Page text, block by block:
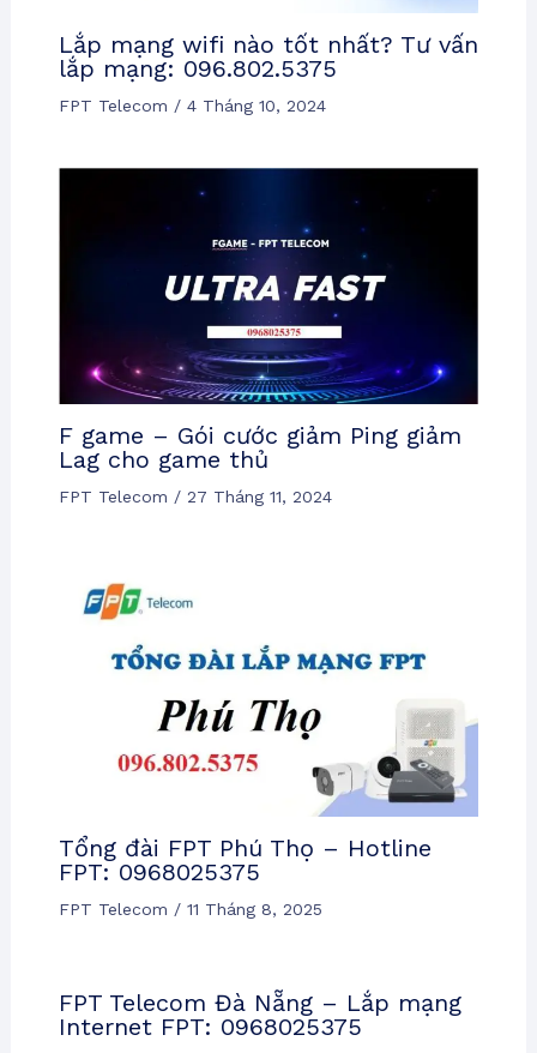
Lắp mạng wifi nào tốt nhất? Tư vấn
lắp mạng: 096.802.5375
FPT Telecom / 4 Tháng 10, 2024
F game – Gói cước giảm Ping giảm
Lag cho game thủ
FPT Telecom / 27 Tháng 11, 2024
Tổng đài FPT Phú Thọ – Hotline
FPT: 0968025375
FPT Telecom / 11 Tháng 8, 2025
FPT Telecom Đà Nẵng – Lắp mạng
Internet FPT: 0968025375